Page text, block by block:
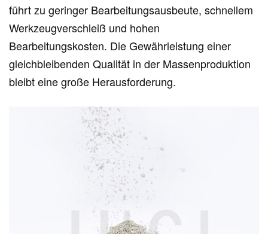
führt zu geringer Bearbeitungsausbeute, schnellem
Werkzeugverschleiß und hohen
Bearbeitungskosten. Die Gewährleistung einer
gleichbleibenden Qualität in der Massenproduktion
bleibt eine große Herausforderung.